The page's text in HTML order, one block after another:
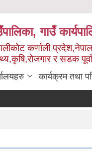
गाउँ
कर्णाली प्रदेश,नेपाल
र सडक
कार्यक्रम तथा